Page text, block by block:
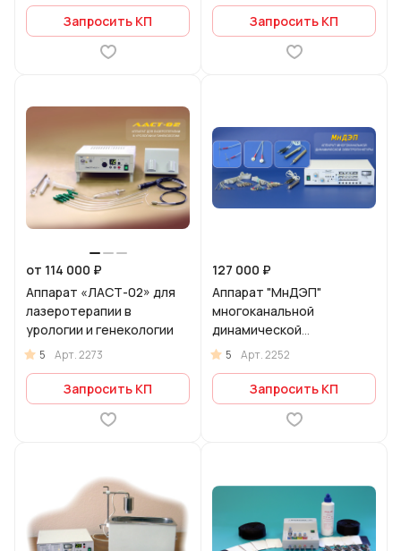
Запросить КП Запросить КП
от 114 000 ₽
Аппарат «ЛАСТ-02» для
лазеротерапии в
урологии и генекологии
5 Арт.2273
Запросить КП
127 000 ₽
Аппарат "МнДЭП"
многоканальной
динамической
электропунктуры
5 Арт.2252
Запросить КП